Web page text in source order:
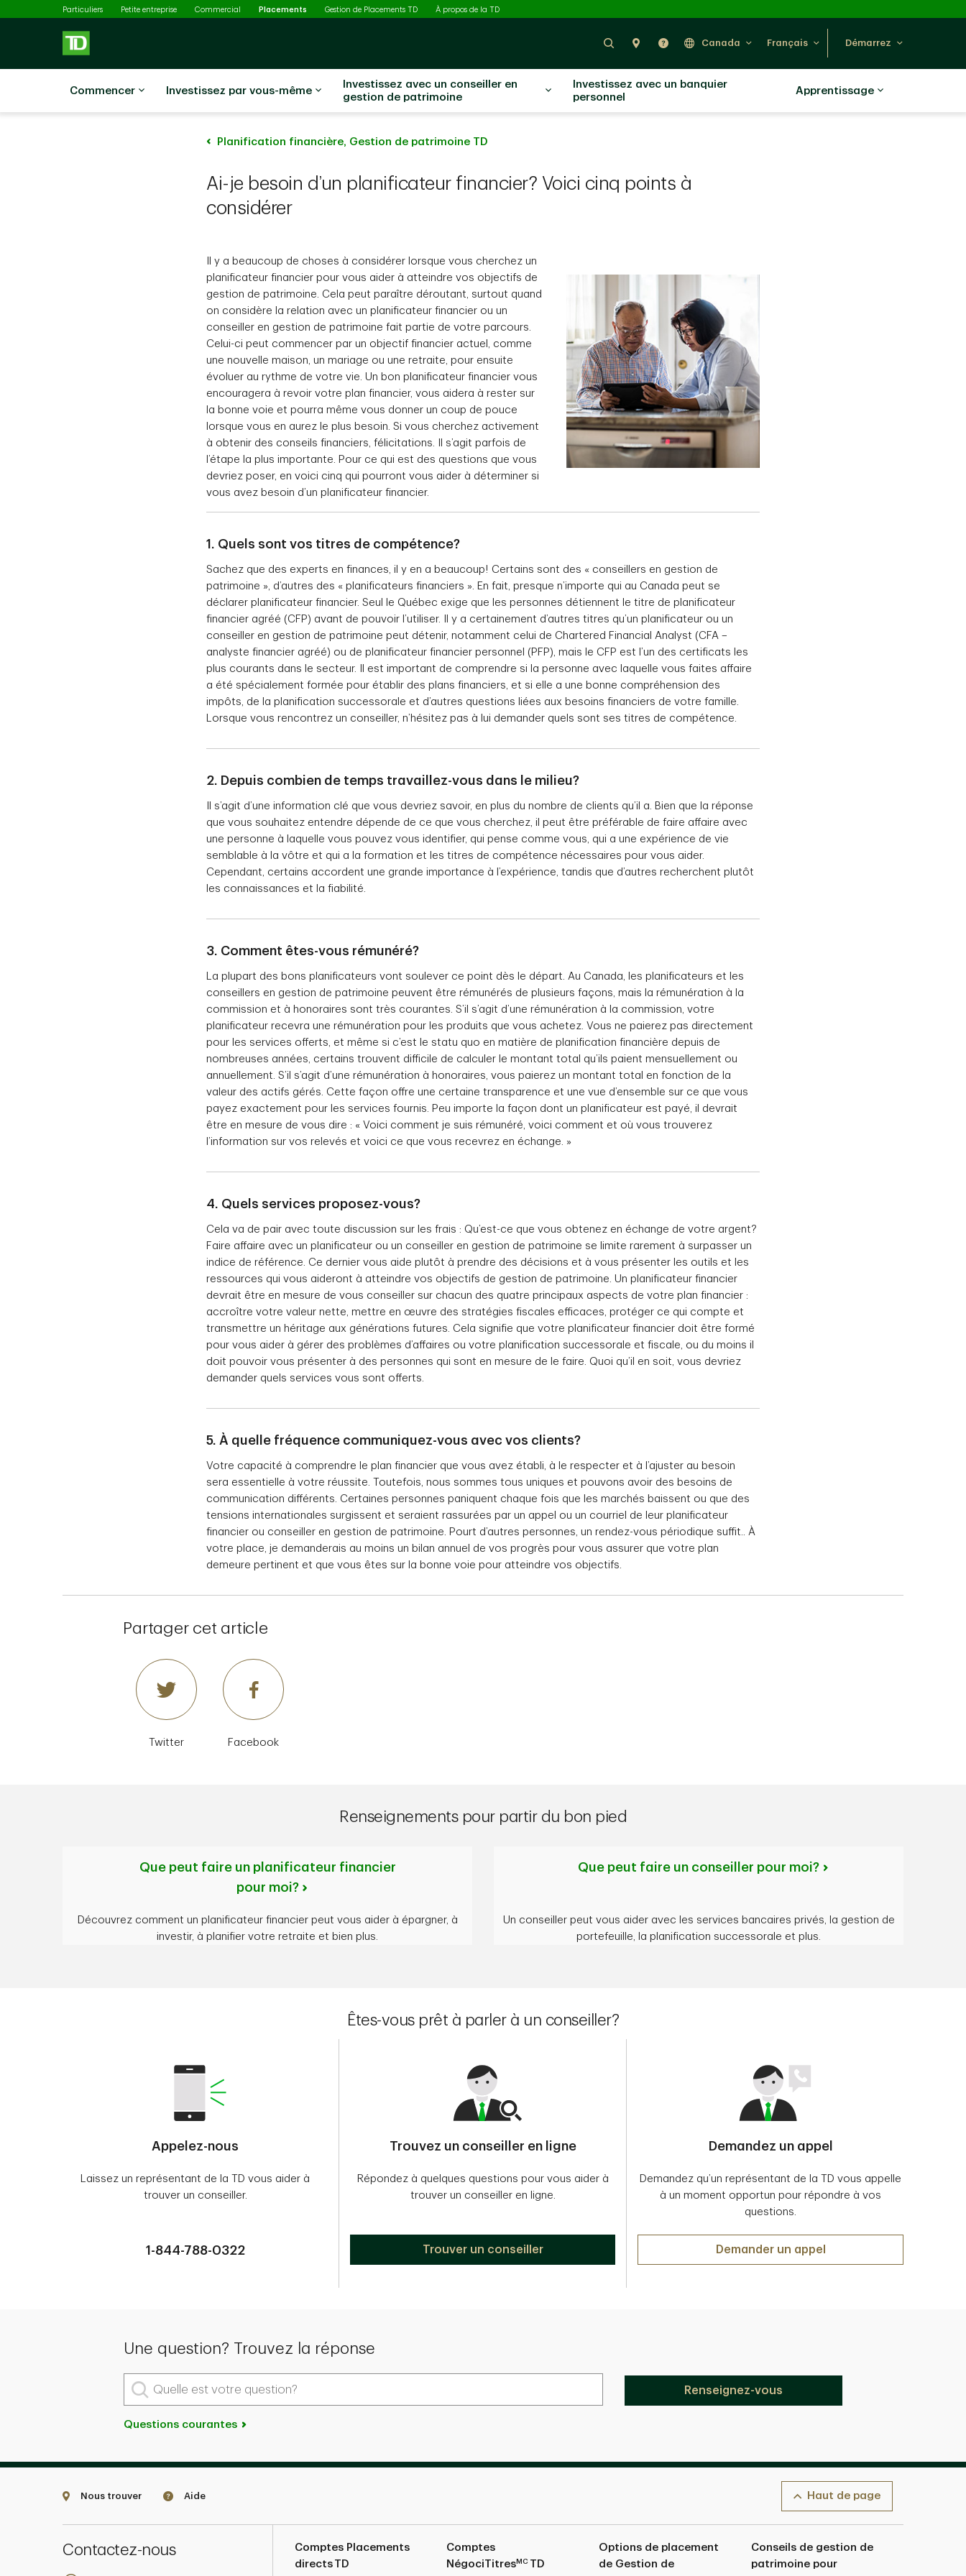
Passer au contenu principal
Particuliers Petite entreprise Commercial Placements Sélectionné
Gestion de Placements TD À propos de la TD
RechercherNous trouver
Aide Canada Français Démarrez
Commencer Investissez par vous-même
Investissez avec un conseiller en
gestion de patrimoine
Investissez avec un banquier
personnel
Apprentissage
Planification financière, Gestion de patrimoine TD
Ai-je besoin d’un planificateur financier? Voici cinq points à
considérer
Il y a beaucoup de choses à considérer lorsque vous cherchez un
planificateur financier pour vous aider à atteindre vos objectifs de
gestion de patrimoine. Cela peut paraître déroutant, surtout quand
on considère la relation avec un planificateur financier ou un
conseiller en gestion de patrimoine fait partie de votre parcours.
Celui-ci peut commencer par un objectif financier actuel, comme
une nouvelle maison, un mariage ou une retraite, pour ensuite
évoluer au rythme de votre vie. Un bon planificateur financier vous
encouragera à revoir votre plan financier, vous aidera à rester sur
la bonne voie et pourra même vous donner un coup de pouce
lorsque vous en aurez le plus besoin. Si vous cherchez activement
à obtenir des conseils financiers, félicitations. Il s’agit parfois de
l’étape la plus importante. Pour ce qui est des questions que vous
devriez poser, en voici cinq qui pourront vous aider à déterminer si
vous avez besoin d’un planificateur financier.
1. Quels sont vos titres de compétence?
Sachez que des experts en finances, il y en a beaucoup! Certains sont des « conseillers en gestion de
patrimoine », d’autres des « planificateurs financiers ». En fait, presque n’importe qui au Canada peut se
déclarer planificateur financier. Seul le Québec exige que les personnes détiennent le titre de planificateur
financier agréé (CFP) avant de pouvoir l’utiliser. Il y a certainement d’autres titres qu’un planificateur ou un
conseiller en gestion de patrimoine peut détenir, notamment celui de Chartered Financial Analyst (CFA –
analyste financier agréé) ou de planificateur financier personnel (PFP), mais le CFP est l’un des certificats les
plus courants dans le secteur. Il est important de comprendre si la personne avec laquelle vous faites affaire
a été spécialement formée pour établir des plans financiers, et si elle a une bonne compréhension des
impôts, de la planification successorale et d’autres questions liées aux besoins financiers de votre famille.
Lorsque vous rencontrez un conseiller, n’hésitez pas à lui demander quels sont ses titres de compétence.
2. Depuis combien de temps travaillez-vous dans le milieu?
Il s’agit d’une information clé que vous devriez savoir, en plus du nombre de clients qu’il a. Bien que la réponse
que vous souhaitez entendre dépende de ce que vous cherchez, il peut être préférable de faire affaire avec
une personne à laquelle vous pouvez vous identifier, qui pense comme vous, qui a une expérience de vie
semblable à la vôtre et qui a la formation et les titres de compétence nécessaires pour vous aider.
Cependant, certains accordent une grande importance à l’expérience, tandis que d’autres recherchent plutôt
les connaissances et la fiabilité.
3. Comment êtes-vous rémunéré?
La plupart des bons planificateurs vont soulever ce point dès le départ. Au Canada, les planificateurs et les
conseillers en gestion de patrimoine peuvent être rémunérés de plusieurs façons, mais la rémunération à la
commission et à honoraires sont très courantes. S’il s’agit d’une rémunération à la commission, votre
planificateur recevra une rémunération pour les produits que vous achetez. Vous ne paierez pas directement
pour les services offerts, et même si c’est le statu quo en matière de planification financière depuis de
nombreuses années, certains trouvent difficile de calculer le montant total qu’ils paient mensuellement ou
annuellement. S’il s’agit d’une rémunération à honoraires, vous paierez un montant total en fonction de la
valeur des actifs gérés. Cette façon offre une certaine transparence et une vue d’ensemble sur ce que vous
payez exactement pour les services fournis. Peu importe la façon dont un planificateur est payé, il devrait
être en mesure de vous dire : « Voici comment je suis rémunéré, voici comment et où vous trouverez
l’information sur vos relevés et voici ce que vous recevrez en échange. »
4. Quels services proposez-vous?
Cela va de pair avec toute discussion sur les frais : Qu’est-ce que vous obtenez en échange de votre argent?
Faire affaire avec un planificateur ou un conseiller en gestion de patrimoine se limite rarement à surpasser un
indice de référence. Ce dernier vous aide plutôt à prendre des décisions et à vous présenter les outils et les
ressources qui vous aideront à atteindre vos objectifs de gestion de patrimoine. Un planificateur financier
devrait être en mesure de vous conseiller sur chacun des quatre principaux aspects de votre plan financier :
accroître votre valeur nette, mettre en œuvre des stratégies fiscales efficaces, protéger ce qui compte et
transmettre un héritage aux générations futures. Cela signifie que votre planificateur financier doit être formé
pour vous aider à gérer des problèmes d’affaires ou votre planification successorale et fiscale, ou du moins il
doit pouvoir vous présenter à des personnes qui sont en mesure de le faire. Quoi qu’il en soit, vous devriez
demander quels services vous sont offerts.
5. À quelle fréquence communiquez-vous avec vos clients?
Votre capacité à comprendre le plan financier que vous avez établi, à le respecter et à l’ajuster au besoin
sera essentielle à votre réussite. Toutefois, nous sommes tous uniques et pouvons avoir des besoins de
communication différents. Certaines personnes paniquent chaque fois que les marchés baissent ou que des
tensions internationales surgissent et seraient rassurées par un appel ou un courriel de leur planificateur
financier ou conseiller en gestion de patrimoine. Pourt d’autres personnes, un rendez-vous périodique suffit.. À
votre place, je demanderais au moins un bilan annuel de vos progrès pour vous assurer que votre plan
demeure pertinent et que vous êtes sur la bonne voie pour atteindre vos objectifs.
Partager cet article
Twitter Facebook
Renseignements pour partir du bon pied
Que peut faire un planificateur financier
pour moi?
Découvrez comment un planificateur financier peut vous aider à épargner, à
investir, à planifier votre retraite et bien plus.
Que peut faire un conseiller pour moi?
Un conseiller peut vous aider avec les services bancaires privés, la gestion de
portefeuille, la planification successorale et plus.
Êtes-vous prêt à parler à un conseiller?
Appelez-nous
Laissez un représentant de la TD vous aider à
trouver un conseiller.
1-844-788-0322
Trouvez un conseiller en ligne
Répondez à quelques questions pour vous aider à
trouver un conseiller en ligne.
Trouver un conseiller
Demandez un appel
Demandez qu’un représentant de la TD vous appelle
à un moment opportun pour répondre à vos
questions.
Demander un appel
Une question? Trouvez la réponse
Quelle est votre question?
Renseignez-vous
Questions courantes
Nous trouver Aide Haut de page
Contactez-nous
Comptes Placements
directs TD
Comptes
NégociTitresMC TD
Options de placement
de Gestion de
Conseils de gestion de
patrimoine pour